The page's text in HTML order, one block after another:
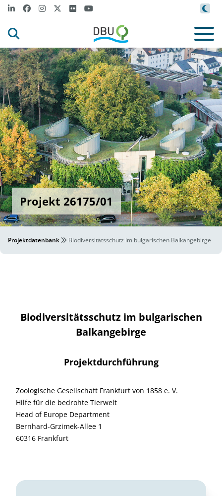
Projekt 26175/01
Projektdatenbank Biodiversitätsschutz im bulgarischen Balkangebirge
Biodiversitätsschutz im bulgarischen
Balkangebirge
Projektdurchführung
Zoologische Gesellschaft Frankfurt von 1858 e. V.
Hilfe für die bedrohte Tierwelt
Head of Europe Department
Bernhard-Grzimek-Allee 1
60316 Frankfurt